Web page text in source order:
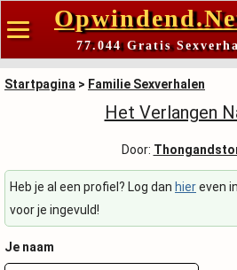
77.044 Gratis
Startpagina > Familie Sexverhalen
Het Verlangen
Door:
Heb je al een profiel? Log dan hiereven
voor je ingevuld!
Je naam